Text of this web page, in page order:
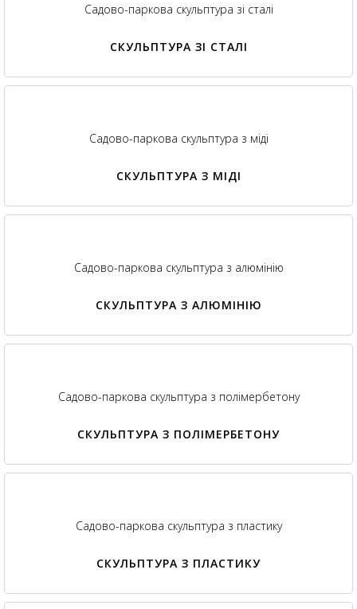
Садово-паркова скульптура зі сталі
СКУЛЬПТУРА ЗІ СТАЛІ
Садово-паркова скульптура з міді
СКУЛЬПТУРА З МІДІ
Садово-паркова скульптура з алюмінію
СКУЛЬПТУРА З АЛЮМІНІЮ
Садово-паркова скульптура з полімербетону
СКУЛЬПТУРА З ПОЛІМЕРБЕТОНУ
Садово-паркова скульптура з пластику
СКУЛЬПТУРА З ПЛАСТИКУ